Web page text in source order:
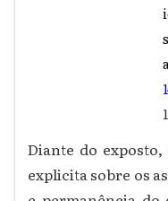
Diante do
explicita sobre os